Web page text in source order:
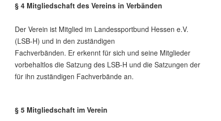
§ 4 Mitgliedschaft des Vereins in Verbänden
Der Verein ist Mitglied im Landessportbund Hessen e.V.
(LSB-H) und in den zuständigen
Fachverbänden. Er erkennt für sich und seine Mitglieder
vorbehaltlos die Satzung des LSB-H und die Satzungen der
für ihn zuständigen Fachverbände an.
§ 5 Mitgliedschaft im Verein